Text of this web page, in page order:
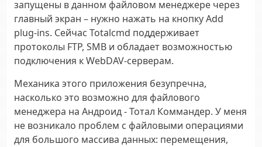
запущены в данном файловом менеджере через
главный экран – нужно нажать на кнопку Add
plug-ins. Сейчас Totalcmd поддерживает
протоколы FTP, SMB и обладает возможностью
подключения к WebDAV-серверам.
Механика этого приложения безупречна,
насколько это возможно для файлового
менеджера на Андроид -Тотал Коммандер. У меня
не возникало проблем с файловыми операциями
для большого массива данных: перемещения,